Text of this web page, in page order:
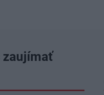
zaujímať